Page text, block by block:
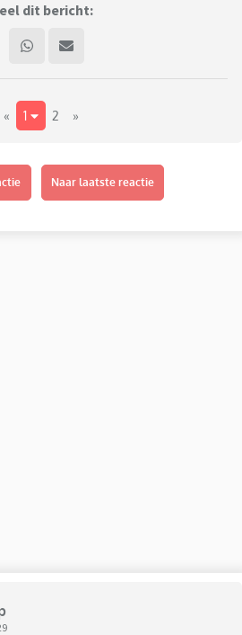
dit bericht:
« 1 2 »
Naar laatste reactie